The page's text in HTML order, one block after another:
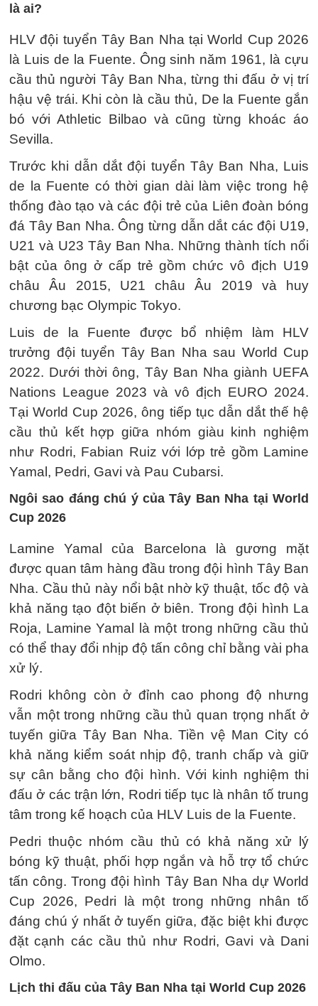
là ai?
HLV đội tuyển Tây Ban Nha tại World Cup 2026
là Luis de la Fuente. Ông sinh năm 1961, là cựu
cầu thủ người Tây Ban Nha, từng thi đấu ở vị trí
hậu vệ trái. Khi còn là cầu thủ, De la Fuente gắn
bó với Athletic Bilbao và cũng từng khoác áo
Sevilla.
Trước khi dẫn dắt đội tuyển Tây Ban Nha, Luis
de la Fuente có thời gian dài làm việc trong hệ
thống đào tạo và các đội trẻ của Liên đoàn bóng
đá Tây Ban Nha. Ông từng dẫn dắt các đội U19,
U21 và U23 Tây Ban Nha. Những thành tích nổi
bật của ông ở cấp trẻ gồm chức vô địch U19
châu Âu 2015, U21 châu Âu 2019 và huy
chương bạc Olympic Tokyo.
Luis de la Fuente được bổ nhiệm làm HLV
trưởng đội tuyển Tây Ban Nha sau World Cup
2022. Dưới thời ông, Tây Ban Nha giành UEFA
Nations League 2023 và vô địch EURO 2024.
Tại World Cup 2026, ông tiếp tục dẫn dắt thế hệ
cầu thủ kết hợp giữa nhóm giàu kinh nghiệm
như Rodri, Fabian Ruiz với lớp trẻ gồm Lamine
Yamal, Pedri, Gavi và Pau Cubarsi.
Ngôi sao đáng chú ý của Tây Ban Nha tại World
Cup 2026
Lamine Yamal của Barcelona là gương mặt
được quan tâm hàng đầu trong đội hình Tây Ban
Nha. Cầu thủ này nổi bật nhờ kỹ thuật, tốc độ và
khả năng tạo đột biến ở biên. Trong đội hình La
Roja, Lamine Yamal là một trong những cầu thủ
có thể thay đổi nhịp độ tấn công chỉ bằng vài pha
xử lý.
Rodri không còn ở đỉnh cao phong độ nhưng
vẫn một trong những cầu thủ quan trọng nhất ở
tuyến giữa Tây Ban Nha. Tiền vệ Man City có
khả năng kiểm soát nhịp độ, tranh chấp và giữ
sự cân bằng cho đội hình. Với kinh nghiệm thi
đấu ở các trận lớn, Rodri tiếp tục là nhân tố trung
tâm trong kế hoạch của HLV Luis de la Fuente.
Pedri thuộc nhóm cầu thủ có khả năng xử lý
bóng kỹ thuật, phối hợp ngắn và hỗ trợ tổ chức
tấn công. Trong đội hình Tây Ban Nha dự World
Cup 2026, Pedri là một trong những nhân tố
đáng chú ý nhất ở tuyến giữa, đặc biệt khi được
đặt cạnh các cầu thủ như Rodri, Gavi và Dani
Olmo.
Lịch thi đấu của Tây Ban Nha tại World Cup 2026